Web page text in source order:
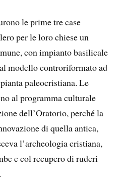
le prime tre case
per le loro chiese un
con impianto basilicale
modello controriformato ad
paleocristiana. Le
al programma culturale
dell’Oratorio, perché la
di quella antica,
l’archeologia cristiana,
e col recupero di ruderi